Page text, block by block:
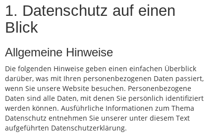
1. Datenschutz auf einen
Blick
Allgemeine Hinweise
Die folgenden Hinweise geben einen einfachen Überblick
darüber, was mit Ihren personenbezogenen Daten passiert,
wenn Sie unsere Website besuchen. Personenbezogene
Daten sind alle Daten, mit denen Sie persönlich identifiziert
werden können. Ausführliche Informationen zum Thema
Datenschutz entnehmen Sie unserer unter diesem Text
aufgeführten Datenschutzerklärung.